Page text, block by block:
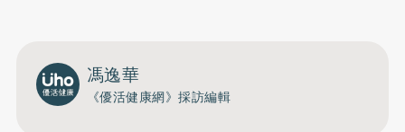
馮逸華
《優活健康網》採訪編輯